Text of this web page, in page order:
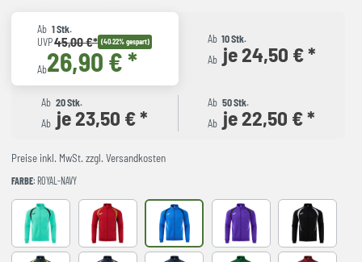
Ab 1 Stk.
UVP45,00 €* (40.22% gespart)
Ab26,90 € *
Ab 10 Stk.
Ab je 24,50 € *
Ab 20 Stk.
Ab je 23,50 € *
Ab 50 Stk.
Ab je 22,50 € *
Preise inkl. MwSt. zzgl. Versandkosten
FARBE: ROYAL-NAVY
LIGHT GREEN RED-NAVY ROYAL-NAVY VIOLET BLACK-GREY